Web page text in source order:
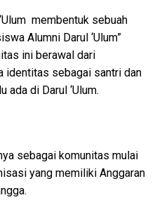
membentuk sebuah
Alumni Darul ‘Ulum”
ini berawal dari
identitas sebagai santri dan
ada di Darul ‘Ulum.
sebagai komunitas mulai
yang memiliki Anggaran